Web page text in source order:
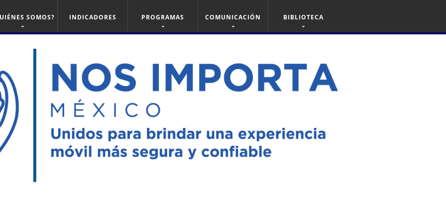
SOMOS? INDICADORES PROGRAMAS COMUNICACIÓN BIBLIOTECA